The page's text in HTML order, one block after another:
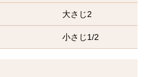
大さじ2
小さじ1/2